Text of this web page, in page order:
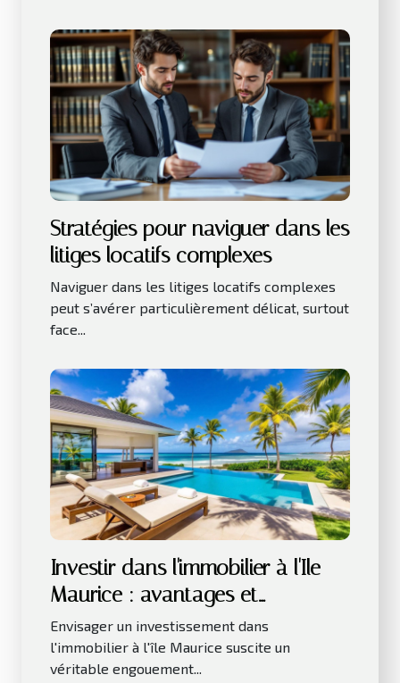
Stratégies pour naviguer dans les
litiges locatifs complexes
Naviguer dans les litiges locatifs complexes
peut s’avérer particulièrement délicat, surtout
face...
Investir dans l'immobilier à l'Ile
Maurice : avantages et
considérations clés
Envisager un investissement dans
l'immobilier à l'île Maurice suscite un
véritable engouement...